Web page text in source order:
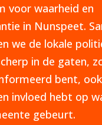
voor waarheid en
in Nunspeet.
we de lokale
in de gaten,
bent,
invloed hebt op
gebeurt.